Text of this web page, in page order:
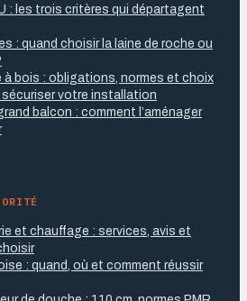
: les trois critères qui départagent
: quand choisir la laine de roche ou
à bois : obligations, normes et choix
votre installation
balcon : comment l’aménager
et chauffage : services, avis et
: quand, où et comment réussir